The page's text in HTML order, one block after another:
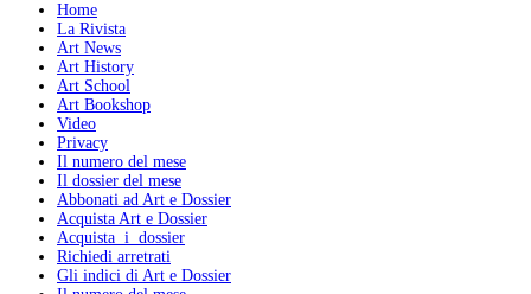
Home
La Rivista
Art News
Art History
Art School
Art Bookshop
Video
Privacy
Il numero del mese
Il dossier del mese
Abbonati ad Art e Dossier
Acquista Art e Dossier
Acquista i dossier
Richiedi arretrati
Gli indici di Art e Dossier